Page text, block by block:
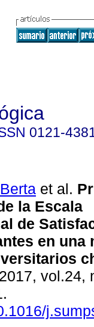
0121-
et al.
la Escala
de
en una
vol.24,